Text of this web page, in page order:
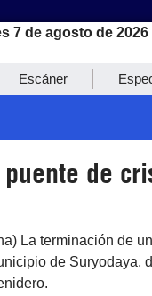
7 de agosto de 2026
Escáner
de
La terminación de
de Suryodaya,